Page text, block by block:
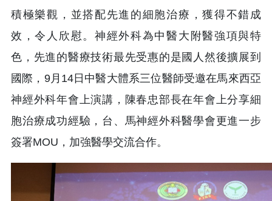
積極樂觀，並搭配先進的細胞治療，獲得不錯成
效，令人欣慰。神經外科為中醫大附醫強項與特
色，先進的醫療技術最先受惠的是國人然後擴展到
國際，9月14日中醫大體系三位醫師受邀在馬來西亞
神經外科年會上演講，陳春忠部長在年會上分享細
胞治療成功經驗，台、馬神經外科醫學會更進一步
簽署MOU，加強醫學交流合作。